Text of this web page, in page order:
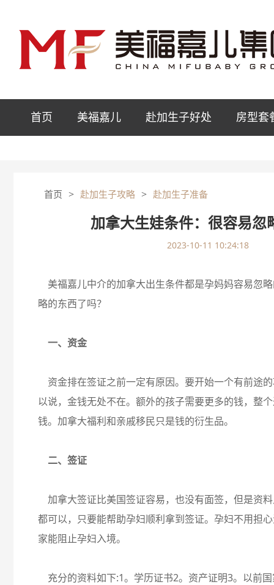
首页 美福嘉儿 赴加生子好处 房型套
首页 > 赴加生子攻略 > 赴加生子准备
加拿大生娃条件：很容易忽
2023-10-11 10:24:18
美福嘉儿中介的加拿大出生条件都是孕妈妈容易忽
略的东西了吗？
一、资金
资金排在签证之前一定有原因。要开始一个有前途
以说，金钱无处不在。额外的孩子需要更多的钱，整
钱。加拿大福利和亲戚移民只是钱的衍生品。
二、签证
加拿大签证比美国签证容易，也没有面签，但是资
都可以，只要能帮助孕妇顺利拿到签证。孕妇不用担
家能阻止孕妇入境。
充分的资料如下:1。学历证书2。资产证明3。以前